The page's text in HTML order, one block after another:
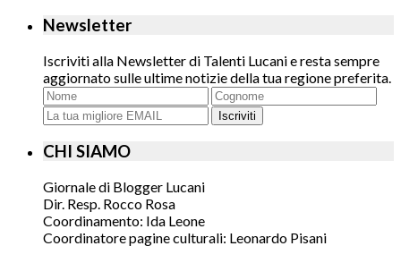
Newsletter
Iscriviti alla Newsletter di Talenti Lucani e resta sempre
aggiornato sulle ultime notizie della tua regione preferita.
Iscriviti
CHI SIAMO
Giornale di Blogger Lucani
Dir. Resp. Rocco Rosa
Coordinamento: Ida Leone
Coordinatore pagine culturali: Leonardo Pisani